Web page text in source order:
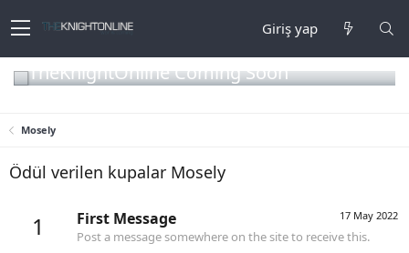
Giriş yap
TheKnightOnline Coming Soon
Mosely
Ödül verilen kupalar Mosely
1 17 May 2022
First Message
Post a message somewhere on the site to receive this.